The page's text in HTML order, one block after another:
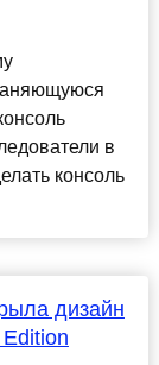
в
консоль
дизайн